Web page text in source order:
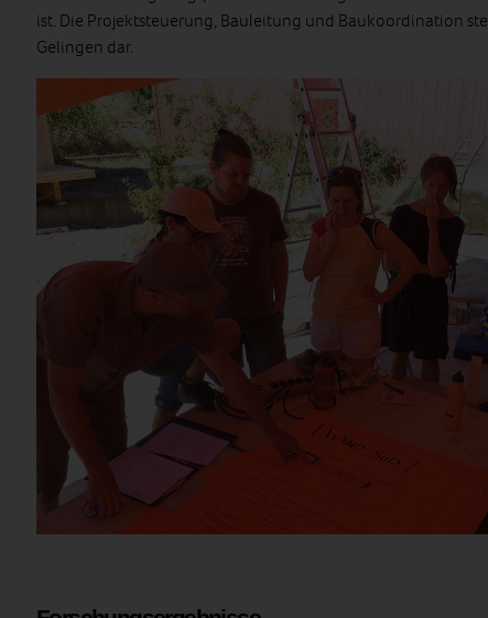
ist. Die Projektsteuerung, Bauleitung und Baukoordination
Gelingen dar.